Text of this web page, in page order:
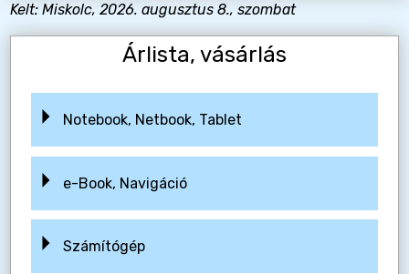
Kelt: Miskolc, 2026. augusztus 8., szombat
Árlista, vásárlás
Notebook, Netbook, Tablet
e-Book, Navigáció
Számítógép